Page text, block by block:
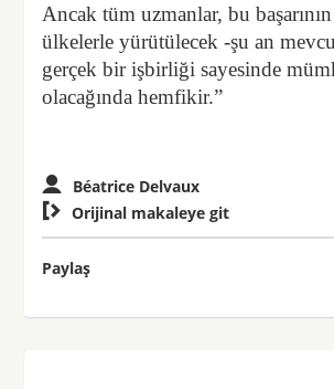
Ancak tüm uzmanlar, bu
ülkelerle yürütülecek -şu an
gerçek bir işbirliği sayesinde
olacağında hemfikir.”
Béatrice Delvaux
 Orijinal makaleye git
Paylaş